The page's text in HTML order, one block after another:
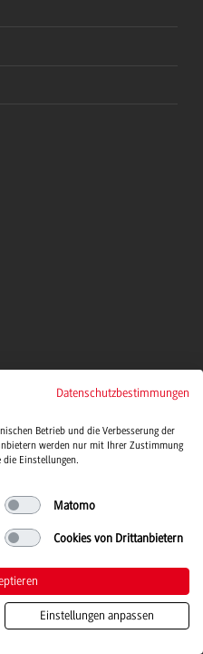
Baden-Württemberg
Barrierefreiheit
Datenschutzbestimmungen
Betrieb und die Verbesserung der
werden nur mit Ihrer Zustimmung
Einstellungen.
Matomo
Cookies von Drittanbietern
Einstellungen anpassen